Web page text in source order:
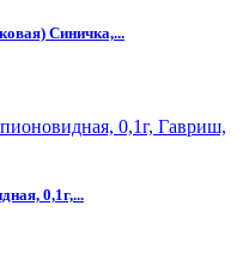
Синичка,...
0,1г,...